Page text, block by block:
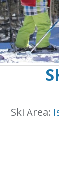
Ski Area: